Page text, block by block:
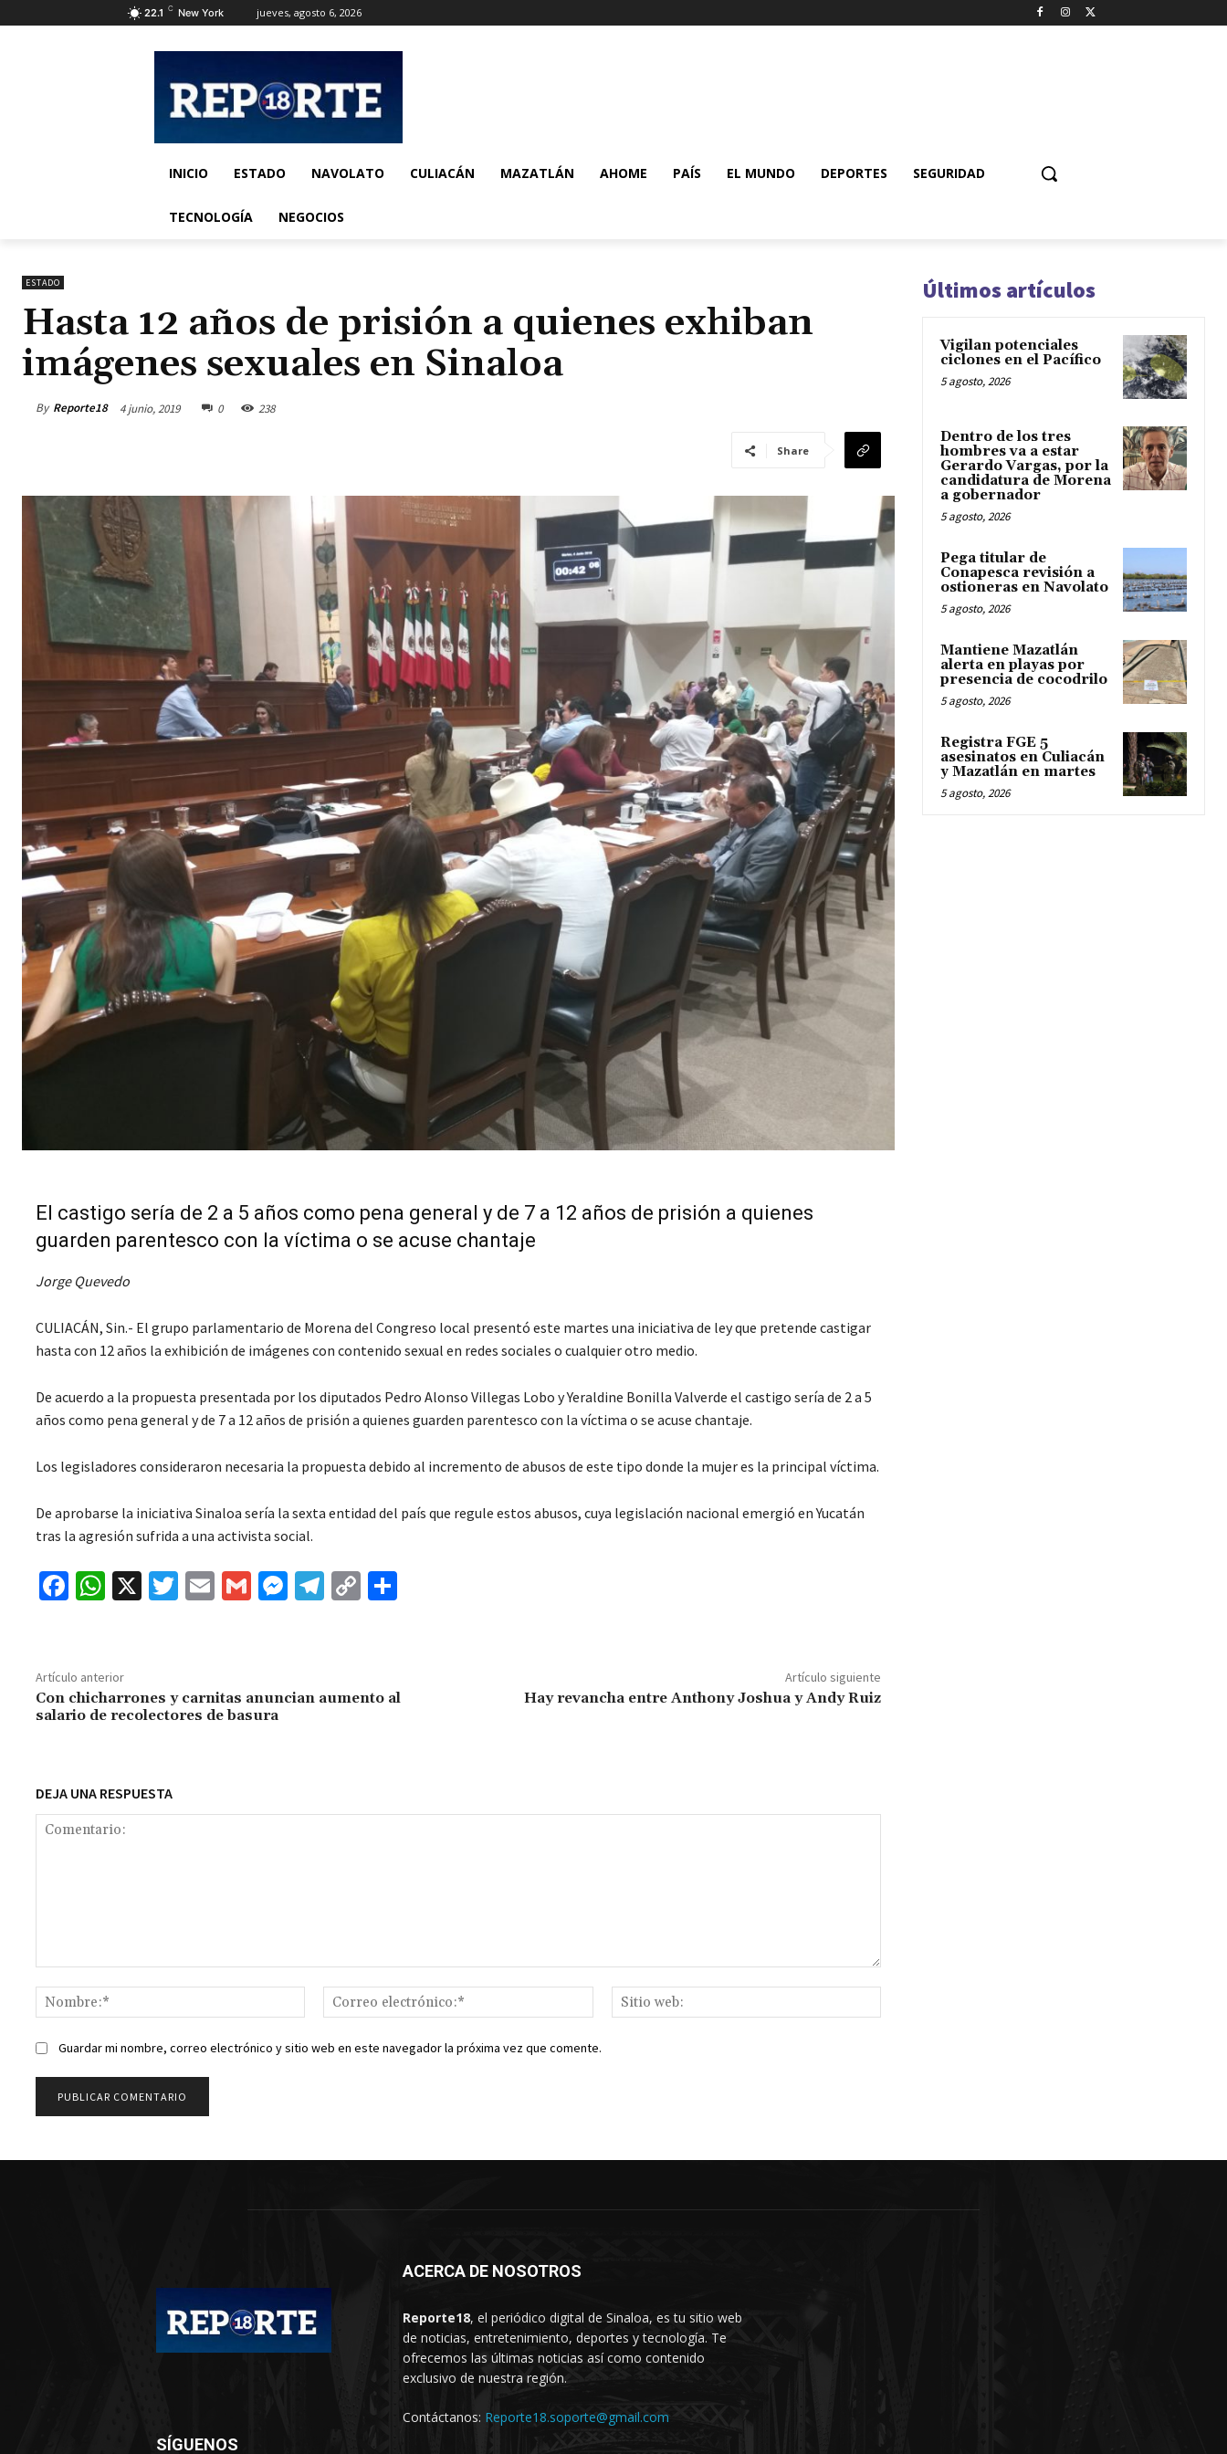
22.1 C New York jueves, agosto 6, 2026
INICIO ESTADO NAVOLATO CULIACÁN MAZATLÁN AHOME PAÍS EL MUNDO DEPORTES SEGURIDAD
TECNOLOGÍA NEGOCIOS
ESTADO
Hasta 12 años de prisión a quienes exhiban
imágenes sexuales en Sinaloa
By Reporte18 4 junio, 2019 0 238
Share
El castigo sería de 2 a 5 años como pena general y de 7 a 12 años de prisión a quienes
guarden parentesco con la víctima o se acuse chantaje
Jorge Quevedo
CULIACÁN, Sin.- El grupo parlamentario de Morena del Congreso local presentó este martes una iniciativa de ley que pretende castigar
hasta con 12 años la exhibición de imágenes con contenido sexual en redes sociales o cualquier otro medio.
De acuerdo a la propuesta presentada por los diputados Pedro Alonso Villegas Lobo y Yeraldine Bonilla Valverde el castigo sería de 2 a 5
años como pena general y de 7 a 12 años de prisión a quienes guarden parentesco con la víctima o se acuse chantaje.
Los legisladores consideraron necesaria la propuesta debido al incremento de abusos de este tipo donde la mujer es la principal víctima.
De aprobarse la iniciativa Sinaloa sería la sexta entidad del país que regule estos abusos, cuya legislación nacional emergió en Yucatán
tras la agresión sufrida a una activista social.
Fa
o
o
k
W
sA
p
p
X
T
E
G
M
ge
Te
m
C
Li ar
Artículo anterior
Con chicharrones y carnitas anuncian aumento al
salario de recolectores de basura
Artículo siguiente
Hay revancha entre Anthony Joshua y Andy Ruiz
DEJA UNA RESPUESTA
Nombre:*
Correo
electrónico:*
web:
Guardar mi nombre, correo electrónico y sitio web en este navegador la próxima vez que comente.
Últimos artículos
Vigilan potenciales
ciclones en el Pacífico
5 agosto, 2026
Dentro de los tres
hombres va a estar
Gerardo Vargas, por la
candidatura de Morena
a gobernador
5 agosto, 2026
Pega titular de
Conapesca revisión a
ostioneras en Navolato
5 agosto, 2026
Mantiene Mazatlán
alerta en playas por
presencia de cocodrilo
5 agosto, 2026
Registra FGE 5
asesinatos en Culiacán
y Mazatlán en martes
5 agosto, 2026
ACERCA DE NOSOTROS
Reporte18, el periódico digital de Sinaloa, es tu sitio web
de noticias, entretenimiento, deportes y tecnología. Te
ofrecemos las últimas noticias así como contenido
exclusivo de nuestra región.
Contáctanos: Reporte18.soporte@gmail.com
SÍGUENOS